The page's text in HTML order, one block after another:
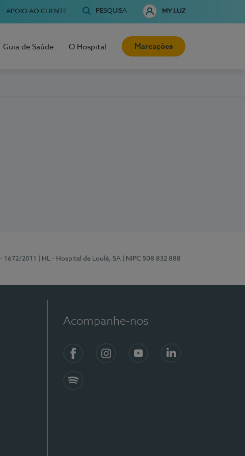
APOIO AO CLIENTE PESQUISA MY LUZ
Guia de Saúde O Hospital Marcações
1672/2011 | HL - Hospital de Loulé, SA | NIPC 508 832 888
Acompanhe-nos